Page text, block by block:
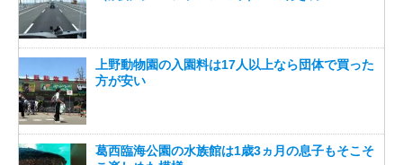
上野動物園の入園料は17人以上なら団体で買った
方が安い
葛西臨海公園の水族館は1歳3ヵ月の息子もそこそ